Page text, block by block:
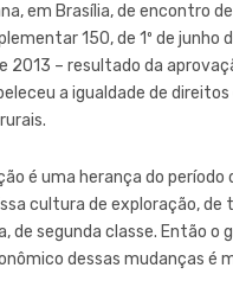
em Brasília, de encontro
150, de 1º de
2013 – resultado da
a igualdade de
é uma herança do período
cultura de exploração,
de segunda classe. Então o
dessas mudanças é